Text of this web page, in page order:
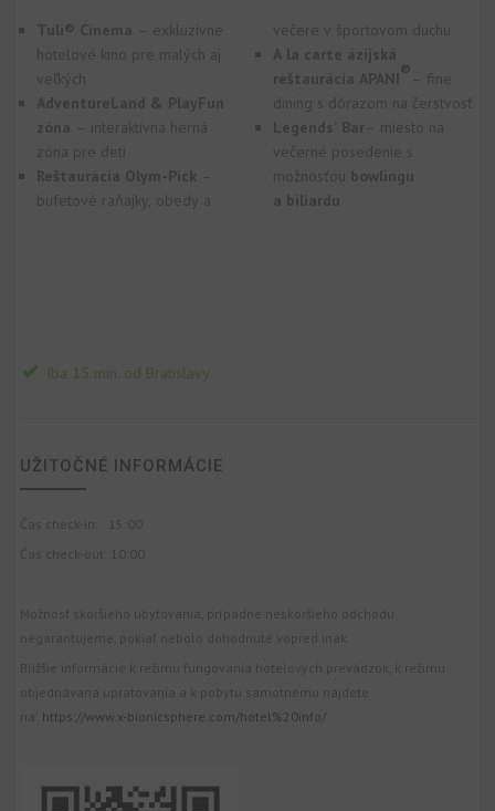
Tuli® Cinema
– exkluzívne
hotelové kino pre malých aj
veľkých
AdventureLand & PlayFun
zóna
– interaktívna herná
zóna pre deti
Reštaurácia Olym-Pick
bufetové raňajky, obedy a
večere v športovom duchu
A la carte ázijská
reštaurácia APANI ® – fine
dining s dôrazom na čerstvosť
Legends’ Bar– miesto na
večerné posedenie s
možnosťou bowlingu
a biliardu
Iba 15 min. od Bratislavy
UŽITOČNÉ INFORMÁCIE
Čas check-in: 15:00
Čas check-out: 10:00
Možnosť skoršieho ubytovania, prípadne neskoršieho odchodu
negarantujeme, pokiaľ nebolo dohodnuté vopred inak.
Bližšie informácie k režimu fungovania hotelových prevádzok, k režimu
objednávana upratovania a k pobytu samotnému nájdete
na: https://www.x-bionicsphere.com/hotel%20info/